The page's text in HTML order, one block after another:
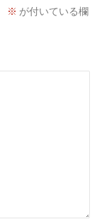
※ が付いている欄